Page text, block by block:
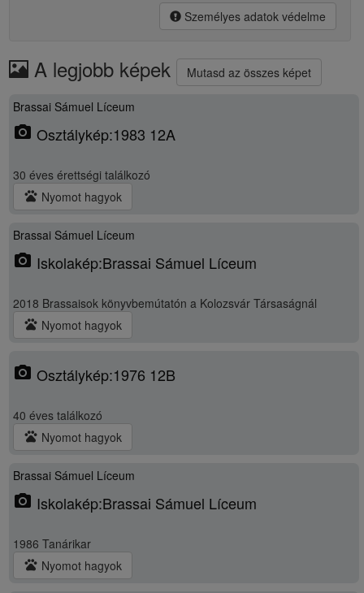
Személyes adatok védelme
A legjobb képek Mutasd az összes képet
Brassai Sámuel Líceum
photo_camera Osztálykép:1983 12A
30 éves érettségi találkozó
pets Nyomot hagyok
Brassai Sámuel Líceum
photo_camera Iskolakép:Brassai Sámuel Líceum
2018 Brassaisok könyvbemútatón a Kolozsvár Társaságnál
pets Nyomot hagyok
photo_camera Osztálykép:1976 12B
40 éves találkozó
pets Nyomot hagyok
Brassai Sámuel Líceum
photo_camera Iskolakép:Brassai Sámuel Líceum
1986 Tanárikar
pets Nyomot hagyok